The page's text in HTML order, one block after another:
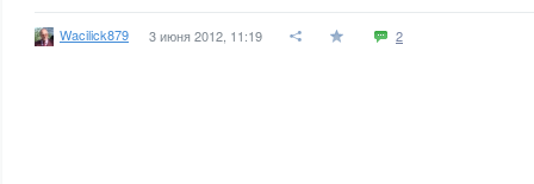
Wacilick879 3 июня 2012, 11:19 2